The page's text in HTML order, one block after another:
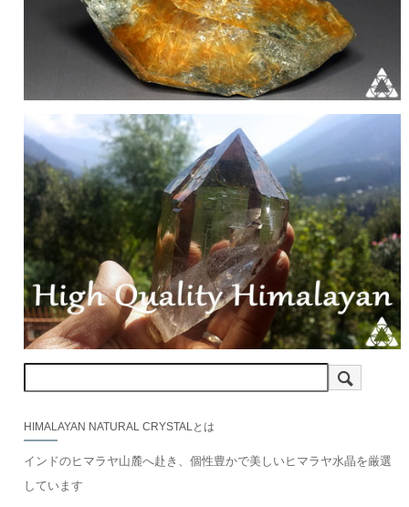
HIMALAYAN NATURAL CRYSTALとは
インドのヒマラヤ山麓へ赴き、個性豊かで美しいヒマラヤ水晶を厳選
しています